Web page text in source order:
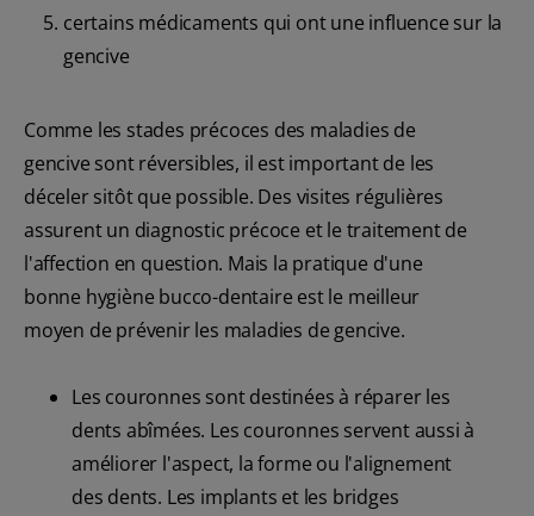
5. certains médicaments qui ont une influence sur la
gencive
Comme les stades précoces des maladies de
gencive sont réversibles, il est important de les
déceler sitôt que possible. Des visites régulières
assurent un diagnostic précoce et le traitement de
l'affection en question. Mais la pratique d'une
bonne hygiène bucco-dentaire est le meilleur
moyen de prévenir les maladies de gencive.
Les couronnes sont destinées à réparer les
dents abîmées. Les couronnes servent aussi à
améliorer l'aspect, la forme ou l'alignement
des dents. Les implants et les bridges